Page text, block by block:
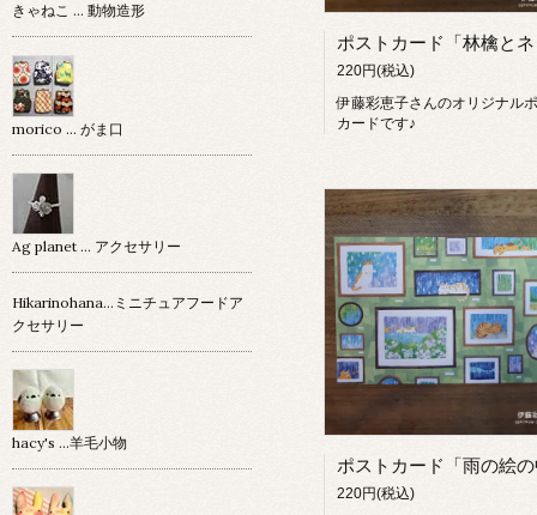
220円(税込)
伊藤彩恵子さんのオリジナル
カードです♪
220円(税込)
きゃねこ … 動物造形
morico … がま口
Ag planet … アクセサリー
Hikarinohana…ミニチュアフードア
クセサリー
hacy's …羊毛小物